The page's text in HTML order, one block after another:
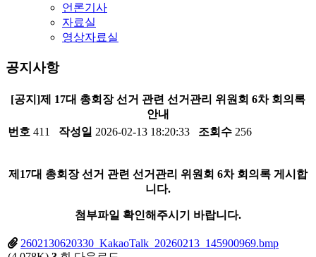
언론기사
자료실
영상자료실
공지사항
[공지]제 17대 총회장 선거 관련 선거관리 위원회 6차 회의록
안내
번호 411 작성일 2026-02-13 18:20:33 조회수 256
제17대 총회장 선거 관련 선거관리 위원회 6차 회의록 게시합
니다.
첨부파일 확인해주시기 바랍니다.
2602130620330_KakaoTalk_20260213_145900969.bmp